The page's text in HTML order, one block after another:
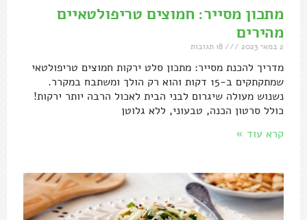
מתכון מסייר: חמוצים טריפולטאיים
מהירים
2 במאי 2023
מדריך להכנת מסייר: מתכון סלט ירקות חמוצים טריפולטאי
שמתקתקים ב-15 דקות והוא רק הולך ומשתבח במקרר.
נשנוש מעולה שיגרום לבני הבית לאכול הרבה יותר ירקות!
כולל סרטון הכנה, טבעוני, ללא גלוטן
קרא עוד »